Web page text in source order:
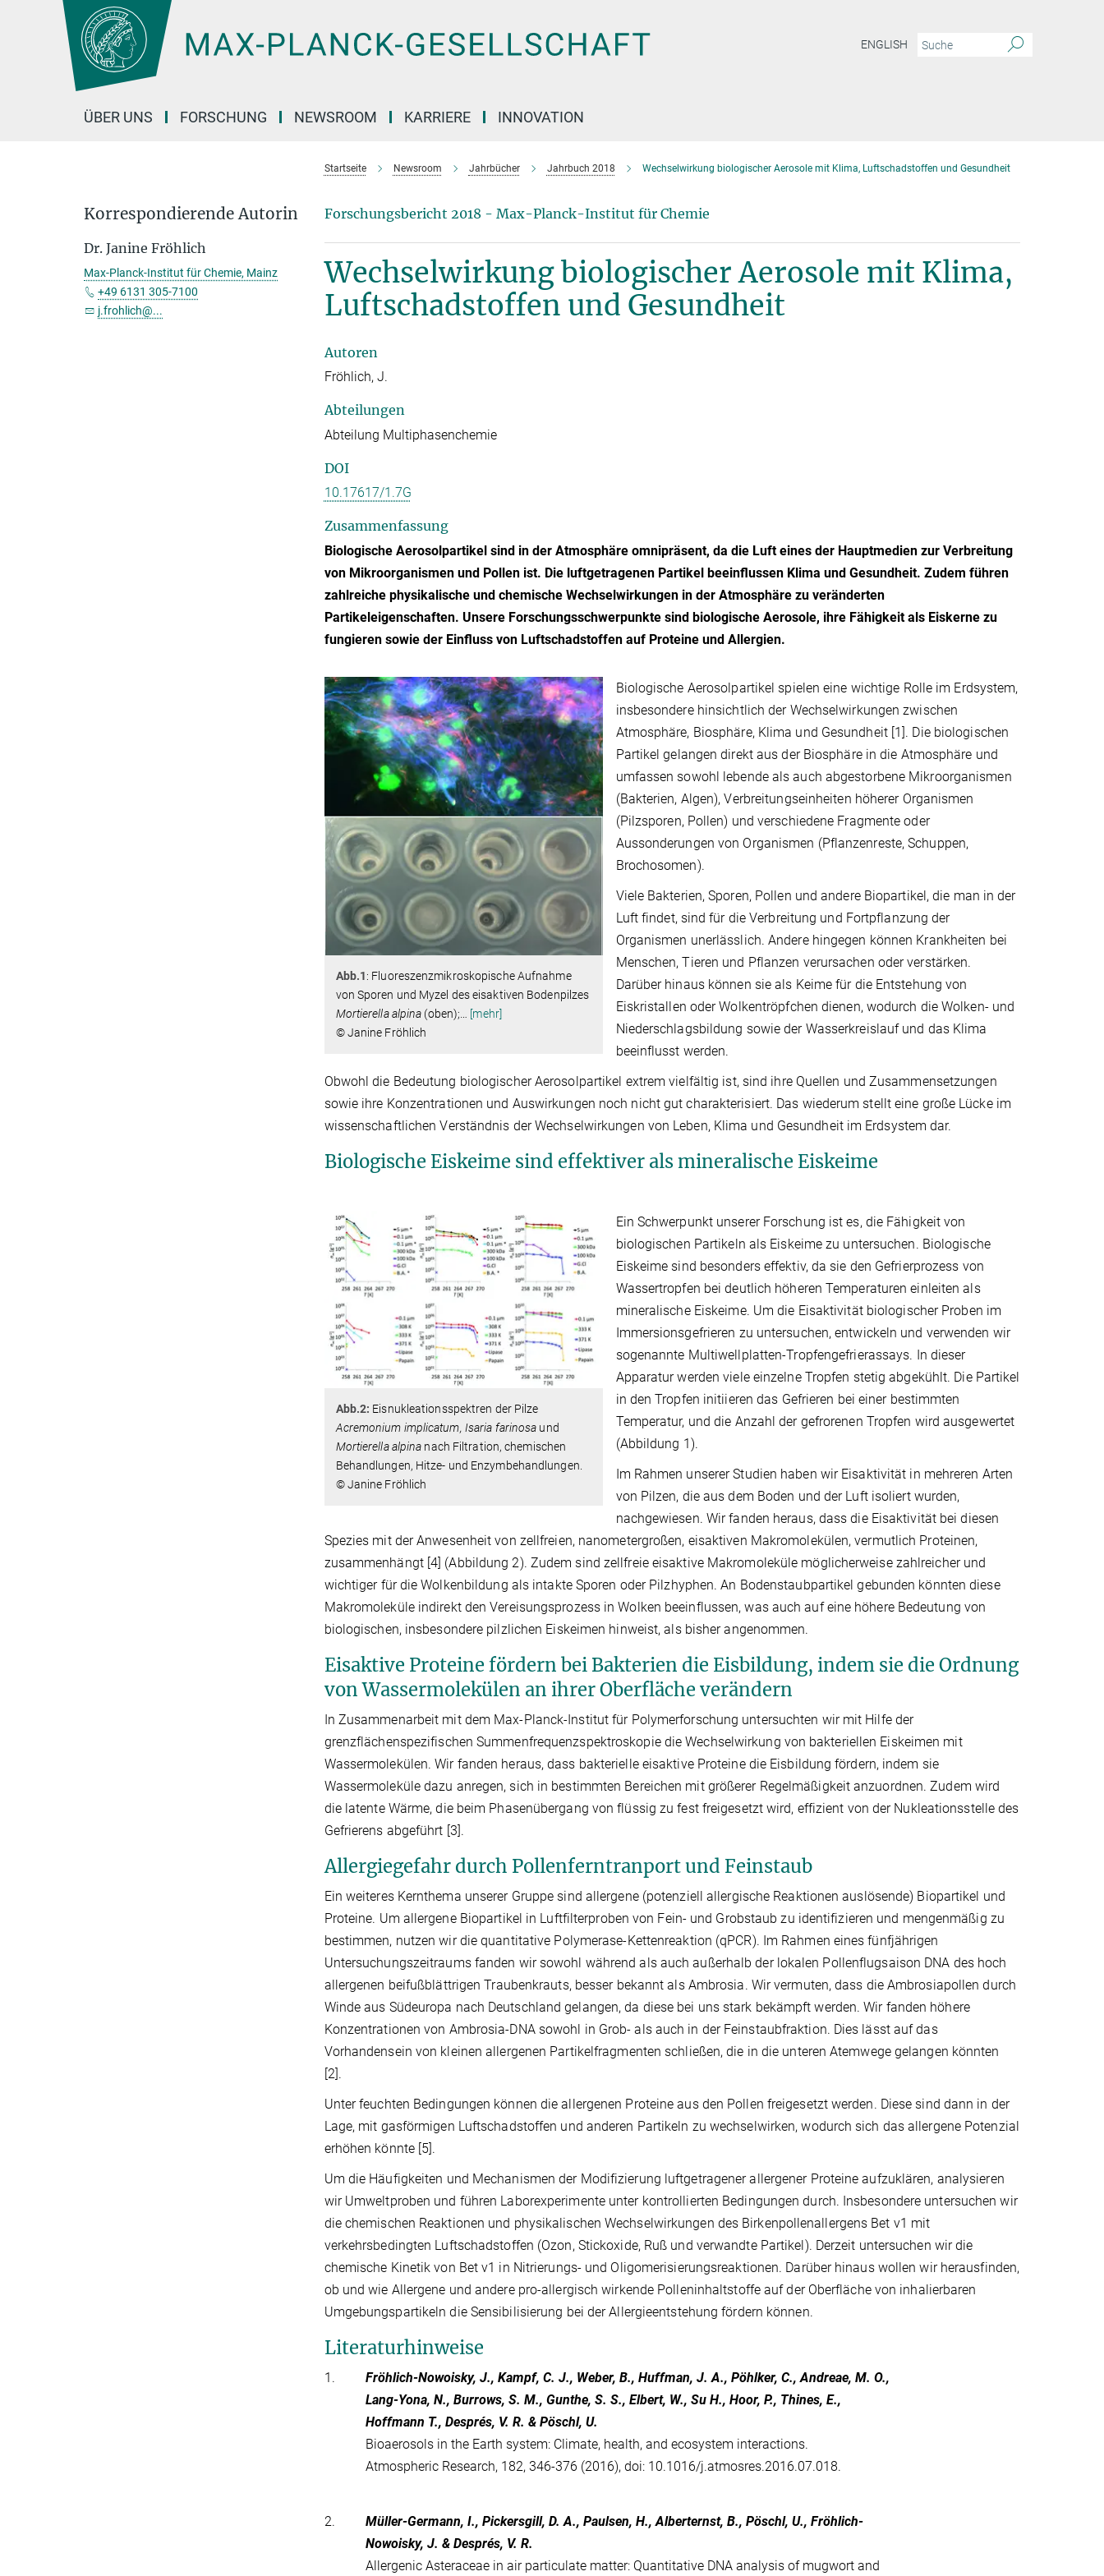
Hauptinhalt
ENGLISH
ÜBER UNS FORSCHUNG NEWSROOM KARRIERE INNOVATION
Startseite Newsroom Jahrbücher Jahrbuch 2018 Wechselwirkung biologischer Aerosole mit Klima, Luftschadstoffen und Gesundheit
Forschungsbericht 2018 - Max-Planck-Institut für Chemie
Wechselwirkung biologischer Aerosole mit Klima,
Luftschadstoffen und Gesundheit
Autoren
Fröhlich, J.
Abteilungen
Abteilung Multiphasenchemie
DOI
10.17617/1.7G
Zusammenfassung
Biologische Aerosolpartikel sind in der Atmosphäre omnipräsent, da die Luft eines der Hauptmedien zur Verbreitung
von Mikroorganismen und Pollen ist. Die luftgetragenen Partikel beeinflussen Klima und Gesundheit. Zudem führen
zahlreiche physikalische und chemische Wechselwirkungen in der Atmosphäre zu veränderten
Partikeleigenschaften. Unsere Forschungsschwerpunkte sind biologische Aerosole, ihre Fähigkeit als Eiskerne zu
fungieren sowie der Einfluss von Luftschadstoffen auf Proteine und Allergien.
Abb.1: Fluoreszenzmikroskopische Aufnahme
von Sporen und Myzel des eisaktiven Bodenpilzes
Mortierella alpina (oben);
[mehr]
© Janine Fröhlich
Biologische Aerosolpartikel spielen eine wichtige Rolle im Erdsystem,
insbesondere hinsichtlich der Wechselwirkungen zwischen
Atmosphäre, Biosphäre, Klima und Gesundheit [1]. Die biologischen
Partikel gelangen direkt aus der Biosphäre in die Atmosphäre und
umfassen sowohl lebende als auch abgestorbene Mikroorganismen
(Bakterien, Algen), Verbreitungseinheiten höherer Organismen
(Pilzsporen, Pollen) und verschiedene Fragmente oder
Aussonderungen von Organismen (Pflanzenreste, Schuppen,
Brochosomen).
Viele Bakterien, Sporen, Pollen und andere Biopartikel, die man in der
Luft findet, sind für die Verbreitung und Fortpflanzung der
Organismen unerlässlich. Andere hingegen können Krankheiten bei
Menschen, Tieren und Pflanzen verursachen oder verstärken.
Darüber hinaus können sie als Keime für die Entstehung von
Eiskristallen oder Wolkentröpfchen dienen, wodurch die Wolken- und
Niederschlagsbildung sowie der Wasserkreislauf und das Klima
beeinflusst werden.
Obwohl die Bedeutung biologischer Aerosolpartikel extrem vielfältig ist, sind ihre Quellen und Zusammensetzungen
sowie ihre Konzentrationen und Auswirkungen noch nicht gut charakterisiert. Das wiederum stellt eine große Lücke im
wissenschaftlichen Verständnis der Wechselwirkungen von Leben, Klima und Gesundheit im Erdsystem dar.
Biologische Eiskeime sind effektiver als mineralische Eiskeime
Abb.2: Eisnukleationsspektren der Pilze
Acremonium implicatum, Isaria farinosa und
Mortierella alpina nach Filtration, chemischen
Behandlungen, Hitze- und Enzymbehandlungen.
© Janine Fröhlich
Ein Schwerpunkt unserer Forschung ist es, die Fähigkeit von
biologischen Partikeln als Eiskeime zu untersuchen. Biologische
Eiskeime sind besonders effektiv, da sie den Gefrierprozess von
Wassertropfen bei deutlich höheren Temperaturen einleiten als
mineralische Eiskeime. Um die Eisaktivität biologischer Proben im
Immersionsgefrieren zu untersuchen, entwickeln und verwenden wir
sogenannte Multiwellplatten-Tropfengefrierassays. In dieser
Apparatur werden viele einzelne Tropfen stetig abgekühlt. Die Partikel
in den Tropfen initiieren das Gefrieren bei einer bestimmten
Temperatur, und die Anzahl der gefrorenen Tropfen wird ausgewertet
(Abbildung 1).
Im Rahmen unserer Studien haben wir Eisaktivität in mehreren Arten
von Pilzen, die aus dem Boden und der Luft isoliert wurden,
nachgewiesen. Wir fanden heraus, dass die Eisaktivität bei diesen
Spezies mit der Anwesenheit von zellfreien, nanometergroßen, eisaktiven Makromolekülen, vermutlich Proteinen,
zusammenhängt [4] (Abbildung 2). Zudem sind zellfreie eisaktive Makromoleküle möglicherweise zahlreicher und
wichtiger für die Wolkenbildung als intakte Sporen oder Pilzhyphen. An Bodenstaubpartikel gebunden könnten diese
Makromoleküle indirekt den Vereisungsprozess in Wolken beeinflussen, was auch auf eine höhere Bedeutung von
biologischen, insbesondere pilzlichen Eiskeimen hinweist, als bisher angenommen.
Eisaktive Proteine fördern bei Bakterien die Eisbildung, indem sie die Ordnung
von Wassermolekülen an ihrer Oberfläche verändern
In Zusammenarbeit mit dem Max-Planck-Institut für Polymerforschung untersuchten wir mit Hilfe der
grenzflächenspezifischen Summenfrequenzspektroskopie die Wechselwirkung von bakteriellen Eiskeimen mit
Wassermolekülen. Wir fanden heraus, dass bakterielle eisaktive Proteine die Eisbildung fördern, indem sie
Wassermoleküle dazu anregen, sich in bestimmten Bereichen mit größerer Regelmäßigkeit anzuordnen. Zudem wird
die latente Wärme, die beim Phasenübergang von flüssig zu fest freigesetzt wird, effizient von der Nukleationsstelle des
Gefrierens abgeführt [3].
Allergiegefahr durch Pollenferntranport und Feinstaub
Ein weiteres Kernthema unserer Gruppe sind allergene (potenziell allergische Reaktionen auslösende) Biopartikel und
Proteine. Um allergene Biopartikel in Luftfilterproben von Fein- und Grobstaub zu identifizieren und mengenmäßig zu
bestimmen, nutzen wir die quantitative Polymerase-Kettenreaktion (qPCR). Im Rahmen eines fünfjährigen
Untersuchungszeitraums fanden wir sowohl während als auch außerhalb der lokalen Pollenflugsaison DNA des hoch
allergenen beifußblättrigen Traubenkrauts, besser bekannt als Ambrosia. Wir vermuten, dass die Ambrosiapollen durch
Winde aus Südeuropa nach Deutschland gelangen, da diese bei uns stark bekämpft werden. Wir fanden höhere
Konzentrationen von Ambrosia-DNA sowohl in Grob- als auch in der Feinstaubfraktion. Dies lässt auf das
Vorhandensein von kleinen allergenen Partikelfragmenten schließen, die in die unteren Atemwege gelangen könnten
[2].
Unter feuchten Bedingungen können die allergenen Proteine aus den Pollen freigesetzt werden. Diese sind dann in der
Lage, mit gasförmigen Luftschadstoffen und anderen Partikeln zu wechselwirken, wodurch sich das allergene Potenzial
erhöhen könnte [5].
Um die Häufigkeiten und Mechanismen der Modifizierung luftgetragener allergener Proteine aufzuklären, analysieren
wir Umweltproben und führen Laborexperimente unter kontrollierten Bedingungen durch. Insbesondere untersuchen wir
die chemischen Reaktionen und physikalischen Wechselwirkungen des Birkenpollenallergens Bet v1 mit
verkehrsbedingten Luftschadstoffen (Ozon, Stickoxide, Ruß und verwandte Partikel). Derzeit untersuchen wir die
chemische Kinetik von Bet v1 in Nitrierungs- und Oligomerisierungsreaktionen. Darüber hinaus wollen wir herausfinden,
ob und wie Allergene und andere pro-allergisch wirkende Polleninhaltstoffe auf der Oberfläche von inhalierbaren
Umgebungspartikeln die Sensibilisierung bei der Allergieentstehung fördern können.
Literaturhinweise
1.
Fröhlich-Nowoisky, J., Kampf, C. J., Weber, B., Huffman, J. A., Pöhlker, C., Andreae, M. O.,
Lang-Yona, N., Burrows, S. M., Gunthe, S. S., Elbert, W., Su H., Hoor, P., Thines, E.,
Hoffmann T., Després, V. R. & Pöschl, U.
Bioaerosols in the Earth system: Climate, health, and ecosystem interactions.
Atmospheric Research, 182, 346-376 (2016), doi: 10.1016/j.atmosres.2016.07.018.
2.
Müller-Germann, I., Pickersgill, D. A., Paulsen, H., Alberternst, B., Pöschl, U., Fröhlich-
Nowoisky, J. & Després, V. R.
Allergenic Asteraceae in air particulate matter: Quantitative DNA analysis of mugwort and
Korrespondierende Autorin
Dr. Janine Fröhlich
Max-Planck-Institut für Chemie, Mainz
+49 6131 305-7100
j.frohlich@...